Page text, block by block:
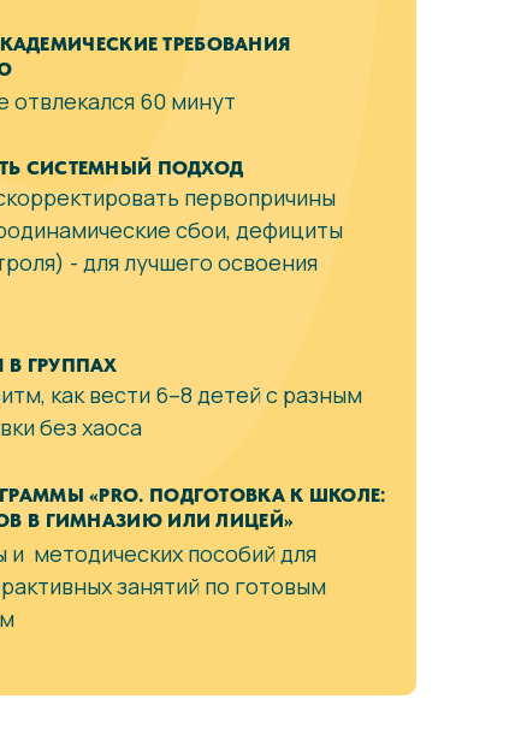
первопричины
сбои, дефициты
- для лучшего освоения
СИСТЕМНЫЙ ПОДХОД
как вести 6–8 детей с разным
без хаоса
ГРУППАХ
методических пособий для
занятий по готовым
«PRO. ПОДГОТОВКА К ШКОЛЕ:
В ГИМНАЗИЮ ИЛИ ЛИЦЕЙ»
отвлекался 60 минут
ТРЕБОВАНИЯ